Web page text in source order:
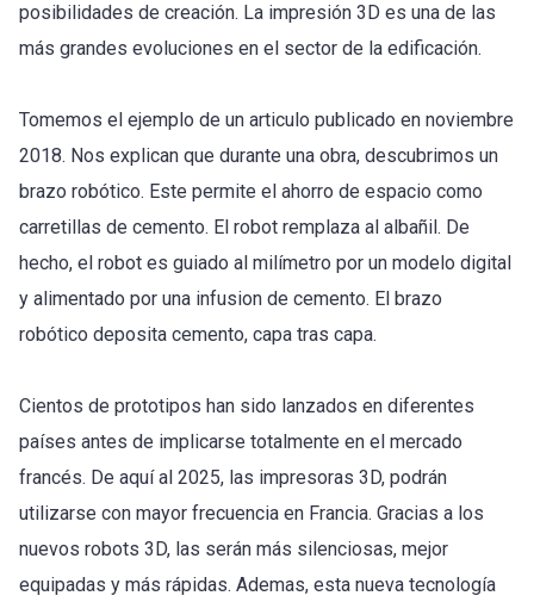
posibilidades de creación. La impresión 3D es una de las
más grandes evoluciones en el sector de la edificación.
Tomemos el ejemplo de un articulo publicado en noviembre
2018. Nos explican que durante una obra, descubrimos un
brazo robótico. Este permite el ahorro de espacio como
carretillas de cemento. El robot remplaza al albañil. De
hecho, el robot es guiado al milímetro por un modelo digital
y alimentado por una infusion de cemento. El brazo
robótico deposita cemento, capa tras capa.
Cientos de prototipos han sido lanzados en diferentes
países antes de implicarse totalmente en el mercado
francés. De aquí al 2025, las impresoras 3D, podrán
utilizarse con mayor frecuencia en Francia. Gracias a los
nuevos robots 3D, las serán más silenciosas, mejor
equipadas y más rápidas. Ademas, esta nueva tecnología